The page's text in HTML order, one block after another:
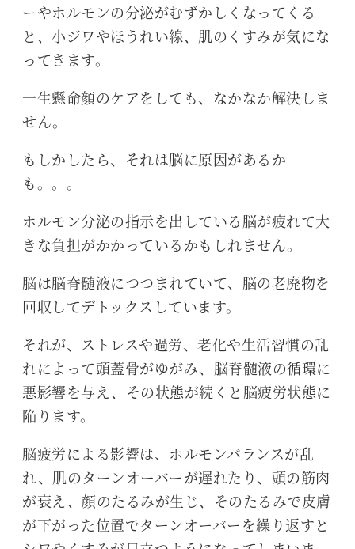
ーやホルモンの分泌がむずかしくなってくる
と、小ジワやほうれい線、肌のくすみが気にな
ってきます。
一生懸命顔のケアをしても、なかなか解決しま
せん。
もしかしたら、それは脳に原因があるか
も。。。
ホルモン分泌の指示を出している脳が疲れて大
きな負担がかかっているかもしれません。
脳は脳脊髄液につつまれていて、脳の老廃物を
回収してデトックスしています。
それが、ストレスや過労、老化や生活習慣の乱
れによって頭蓋骨がゆがみ、脳脊髄液の循環に
悪影響を与え、その状態が続くと脳疲労状態に
陥ります。
脳疲労による影響は、ホルモンバランスが乱
れ、肌のターンオーバーが遅れたり、頭の筋肉
が衰え、顔のたるみが生じ、そのたるみで皮膚
が下がった位置でターンオーバーを繰り返すと